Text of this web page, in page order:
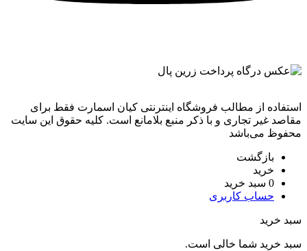
استفاده از مطالب فروشگاه اینترنتی کیان اسمارت فقط برای
مقاصد غیر تجاری و با ذکر منبع بلامانع است. کليه حقوق اين سايت
محفوظ می‌باشد
بازگشت
خرید
0 سبد خرید
حساب کاربری
سبد خرید
سبد خرید شما خالی است.